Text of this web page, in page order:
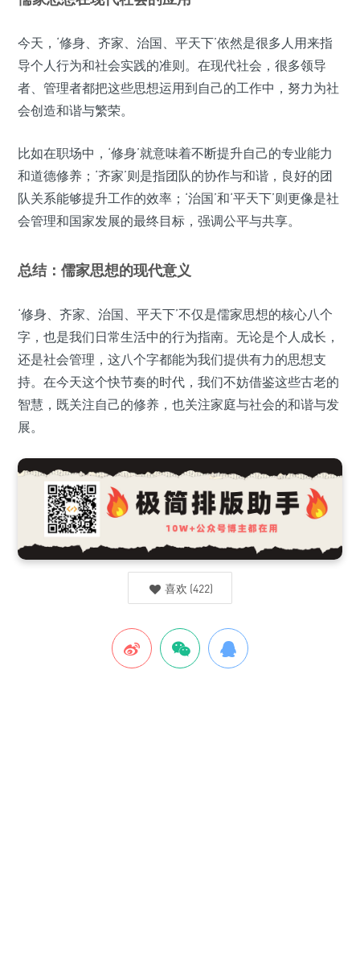
今天，‘修身、齐家、治国、平天下’依然是很多人用来指
导个人行为和社会实践的准则。在现代社会，很多领导
者、管理者都把这些思想运用到自己的工作中，努力为社
会创造和谐与繁荣。
比如在职场中，‘修身’就意味着不断提升自己的专业能力
和道德修养；‘齐家’则是指团队的协作与和谐，良好的团
队关系能够提升工作的效率；‘治国’和‘平天下’则更像是社
会管理和国家发展的最终目标，强调公平与共享。
总结：儒家思想的现代意义
‘修身、齐家、治国、平天下’不仅是儒家思想的核心八个
字，也是我们日常生活中的行为指南。无论是个人成长，
还是社会管理，这八个字都能为我们提供有力的思想支
持。在今天这个快节奏的时代，我们不妨借鉴这些古老的
智慧，既关注自己的修养，也关注家庭与社会的和谐与发
展。
喜欢 (422)